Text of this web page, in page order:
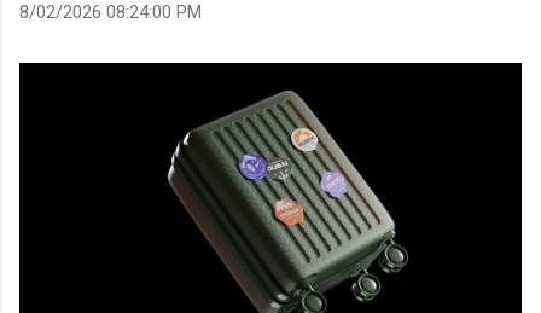
8/02/2026 08:24:00 PM